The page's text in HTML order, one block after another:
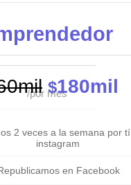
$180mil
/por mes
2 veces a la semana por
instagram
en Facebook